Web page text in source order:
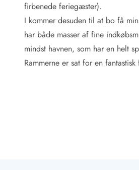
We love people!
Fritidsaktiviteter
Esmark VIP partnerfordele
Esmark KidsVIP
LEGOLAND® rabat
firbenede feriegæster).
I kommer desuden til at bo få
har både masser af fine
mindst havnen, som har en helt
Rammerne er sat for en